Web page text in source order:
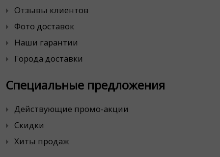
Отзывы клиентов
Фото доставок
Наши гарантии
Города доставки
Специальные предложения
Действующие промо-акции
Скидки
Хиты продаж